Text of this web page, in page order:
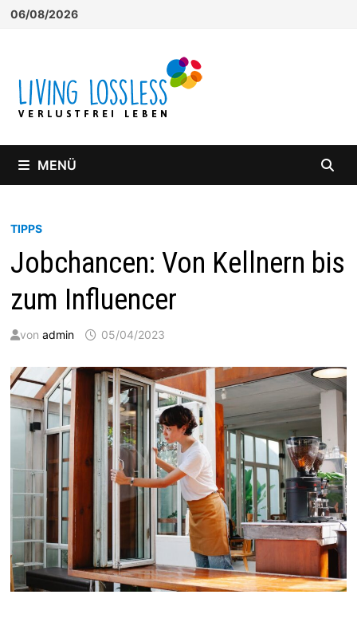
Zum
06/08/2026
MENÜ
TIPPS
Jobchancen: Von Kellnern bis
zum Influencer
von admin 05/04/2023